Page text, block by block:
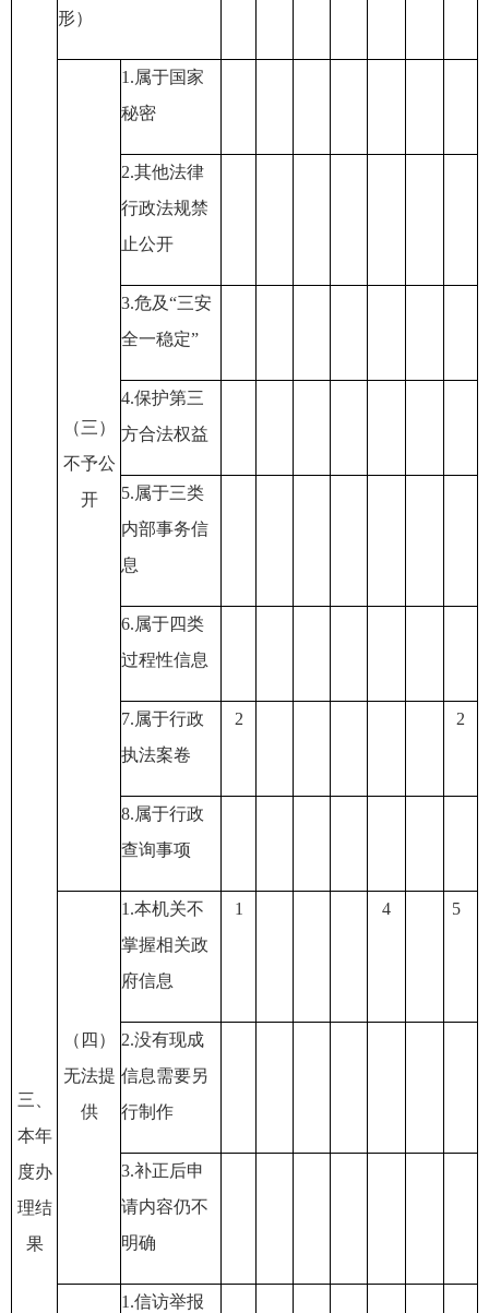
三、
本年
度办
理结
果
形）
（三）
不予公
开
1.属于国家
秘密
2.其他法律
行政法规禁
止公开
3.危及“三安
全一稳定”
4.保护第三
方合法权益
5.属于三类
内部事务信
息
6.属于四类
过程性信息
7.属于行政
执法案卷
2 2
8.属于行政
查询事项
（四）
无法提
供
1.本机关不
掌握相关政
府信息
1 4 5
2.没有现成
信息需要另
行制作
3.补正后申
请内容仍不
明确
1.信访举报